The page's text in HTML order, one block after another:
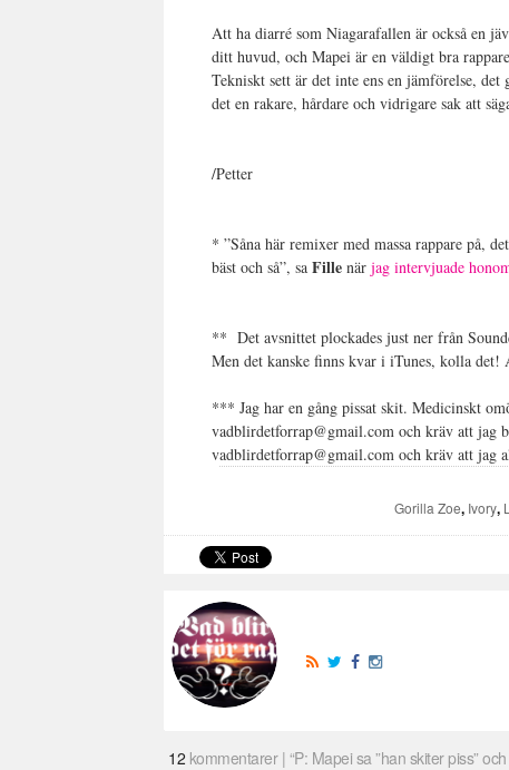
Att ha diarré som Niagarafallen är också en
ditt huvud, och Mapei är en väldigt bra
Tekniskt sett är det inte ens en jämförelse,
det en rakare, hårdare och vidrigare sak att
/Petter
* ”Såna här remixer med massa rappare på,
bäst och så”, saFille närjag intervjuade
** Det avsnittet plockades just ner från
Men det kanske finns kvar i iTunes, kolla det!
*** Jag har en gång pissat skit. Medicinskt
vadblirdetforrap@gmail.com och kräv att
vadblirdetforrap@gmail.com och kräv att jag
Gorilla Zoe, Ivory,
12 kommentarer | “P: Mapei sa ”han skiter piss” och